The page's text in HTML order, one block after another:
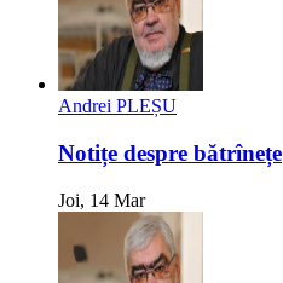
Andrei PLEȘU
Notițe despre bătrînețe
Joi, 14 Mar